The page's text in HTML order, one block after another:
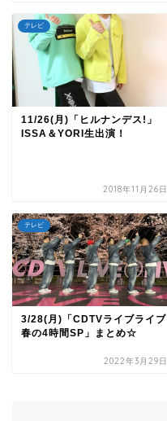
テレビ
11/26(月)「ヒルナンデス!」
ISSA＆YORI生出演！
2018年11月26日
テレビ
3/28(月)「CDTVライブライブ
春の4時間SP」まとめ☆
2022年3月29日